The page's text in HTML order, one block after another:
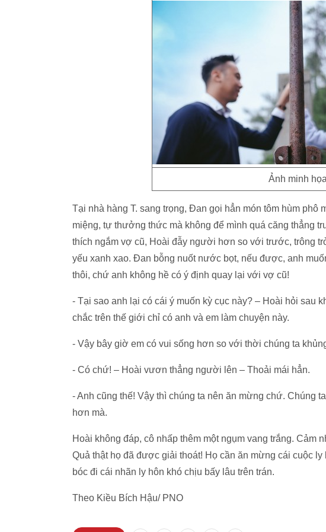
Ảnh minh họa
Tại nhà hàng T. sang trọng, Đan gọi hẳn món tôm hùm phô
miệng, tự thưởng thức mà không để mình quá căng thẳng
thích ngắm vợ cũ, Hoài đẫy người hơn so với trước, trông
yếu xanh xao. Đan bỗng nuốt nước bọt, nếu được, anh
thôi, chứ anh không hề có ý định quay lại với vợ cũ!
- Tại sao anh lại có cái ý muốn kỳ cục này? – Hoài hỏi sau
chắc trên thế giới chỉ có anh và em làm chuyện này.
- Vậy bây giờ em có vui sống hơn so với thời chúng ta
- Có chứ! – Hoài vươn thẳng người lên – Thoải mái hẳn.
- Anh cũng thế! Vậy thì chúng ta nên ăn mừng chứ. Chúng
hơn mà.
Hoài không đáp, cô nhấp thêm một ngụm vang trắng. Cảm
Quả thật họ đã được giải thoát! Họ cần ăn mừng cái cuộc
bóc đi cái nhãn ly hôn khó chịu bấy lâu trên trán.
Theo Kiều Bích Hậu/ PNO